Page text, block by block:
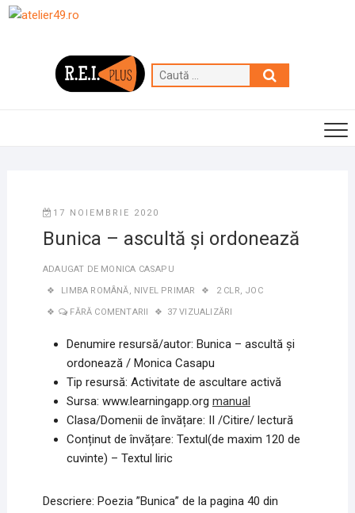
Skip
Caută
…
17 NOIEMBRIE 2020
Bunica – ascultă și ordonează
ADAUGAT DE MONICA CASAPU
LIMBA ROMÂNĂ, NIVEL PRIMAR 2 CLR, JOC
FĂRĂ COMENTARII 37 VIZUALIZĂRI
Denumire resursă/autor: Bunica – ascultă și
ordonează / Monica Casapu
Tip resursă: Activitate de ascultare activă
Sursa: www.learningapp.org manual
Clasa/Domenii de învățare: II /Citire/ lectură
Conținut de învățare: Textul(de maxim 120 de
cuvinte) – Textul liric
Descriere: Poezia ”Bunica” de la pagina 40 din